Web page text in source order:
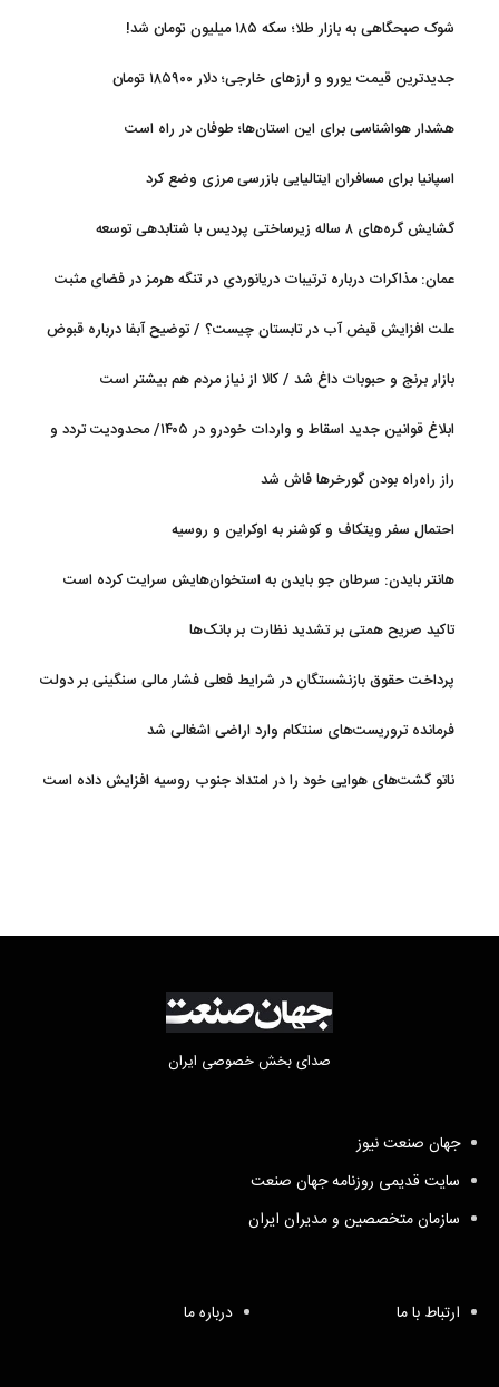
شوک صبحگاهی به بازار طلا؛ سکه ۱۸۵ میلیون تومان شد!
جدیدترین قیمت یورو و ارزهای خارجی؛ دلار ۱۸۵۹۰۰ تومان
هشدار هواشناسی برای این استان‌ها؛ طوفان در راه است
اسپانیا برای مسافران ایتالیایی بازرسی مرزی وضع کرد
گشایش گره‌های ۸ ساله زیرساختی پردیس با شتابدهی توسعه
عمان: مذاکرات درباره ترتیبات دریانوردی در تنگه هرمز در فضای مثبت
علت افزایش قبض آب در تابستان چیست؟ / توضیح آبفا درباره قبوض
بازار برنج و حبوبات داغ شد / کالا از نیاز مردم هم بیشتر است
ابلاغ قوانین جدید اسقاط و واردات خودرو در ۱۴۰۵/ محدودیت تردد و
راز راه‌راه بودن گورخرها فاش شد
احتمال سفر ویتکاف و کوشنر به اوکراین و روسیه
هانتر بایدن: سرطان جو بایدن به استخوان‌هایش سرایت کرده است
تاکید صریح همتی بر تشدید نظارت بر بانک‌ها
پرداخت حقوق بازنشستگان در شرایط فعلی فشار مالی سنگینی بر دولت
فرمانده تروریست‌های سنتکام وارد اراضی اشغالی شد
ناتو گشت‌های هوایی خود را در امتداد جنوب روسیه افزایش داده است
صدای بخش خصوصی ایران
جهان صنعت نیوز
سایت قدیمی روزنامه جهان صنعت
سازمان متخصصین و مدیران ایران
ارتباط با ما درباره ما